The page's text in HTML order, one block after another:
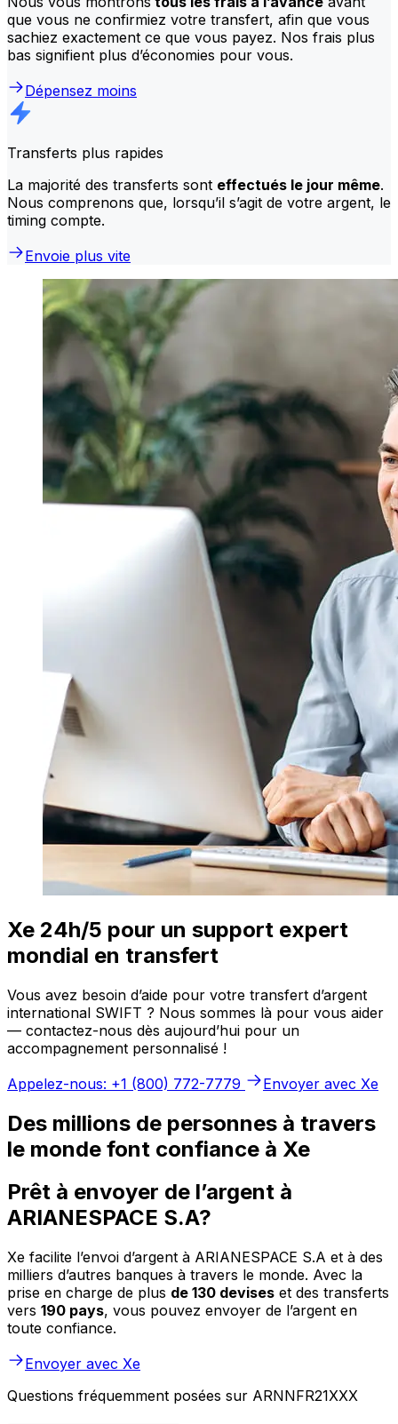
que vous ne confirmiez votre transfert, afin que vous
sachiez exactement ce que vous payez. Nos frais plus
bas signifient plus d’économies pour vous.
Dépensez moins
Transferts plus rapides
La majorité des transferts sont effectués le jour même.
Nous comprenons que, lorsqu’il s’agit de votre argent, le
timing compte.
Envoie plus vite
Xe 24h/5 pour un support expert
mondial en transfert
Vous avez besoin d’aide pour votre transfert d’argent
international SWIFT ? Nous sommes là pour vous aider
— contactez-nous dès aujourd’hui pour un
accompagnement personnalisé !
Appelez-nous: +1 (800) 772-7779
Envoyer avec Xe
Des millions de personnes à travers
le monde font confiance à Xe
Prêt à envoyer de l’argent à
ARIANESPACE S.A?
Xe facilite l’envoi d’argent à ARIANESPACE S.A et à des
milliers d’autres banques à travers le monde. Avec la
prise en charge de plus de 130 devises et des transferts
vers 190 pays, vous pouvez envoyer de l’argent en
toute confiance.
Envoyer avec Xe
Questions fréquemment posées sur ARNNFR21XXX